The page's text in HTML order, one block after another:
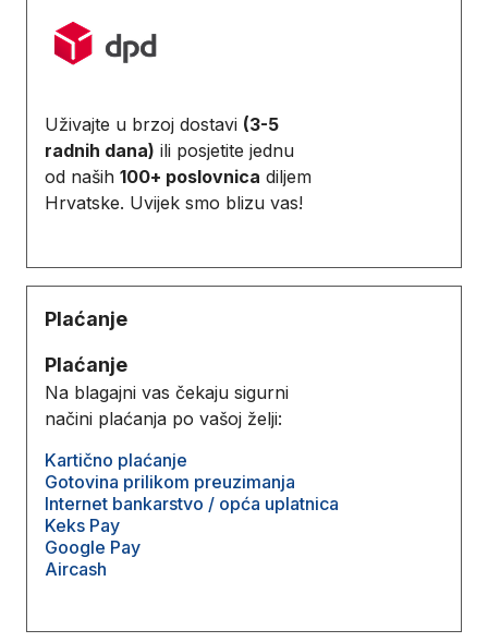
Uživajte u brzoj dostavi (3-5
radnih dana) ili posjetite jednu
od naših 100+ poslovnica diljem
Hrvatske. Uvijek smo blizu vas!
Plaćanje
Plaćanje
Na blagajni vas čekaju sigurni
načini plaćanja po vašoj želji:
Kartično plaćanje
Gotovina prilikom preuzimanja
Internet bankarstvo / opća uplatnica
Keks Pay
Google Pay
Aircash